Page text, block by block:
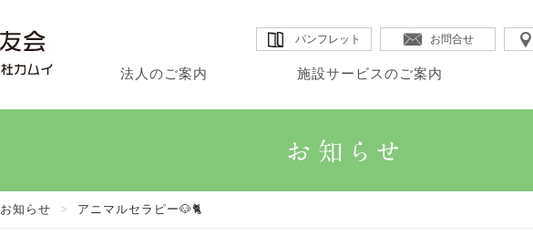
法人のご案内
法人のご案内
・理事長のご挨拶
・法人概要
・情報公開
施設サービスのご案内
施設サービスのご案内
・カムイ
・GHK館
在宅サービスのご案内
・DSほたる
・SSカムイ
パンフレット お問合せ
お知らせ > アニマルセラピー🐶🐈